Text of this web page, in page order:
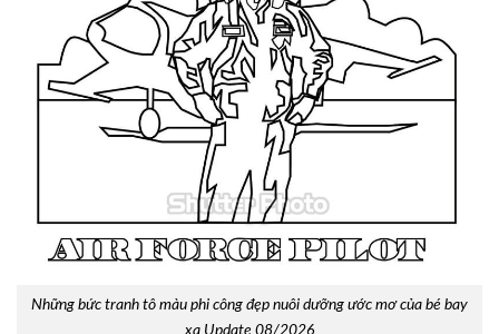
Những bức tranh tô màu phi công đẹp nuôi dưỡng ước mơ của bé bay
xa Update 08/2026